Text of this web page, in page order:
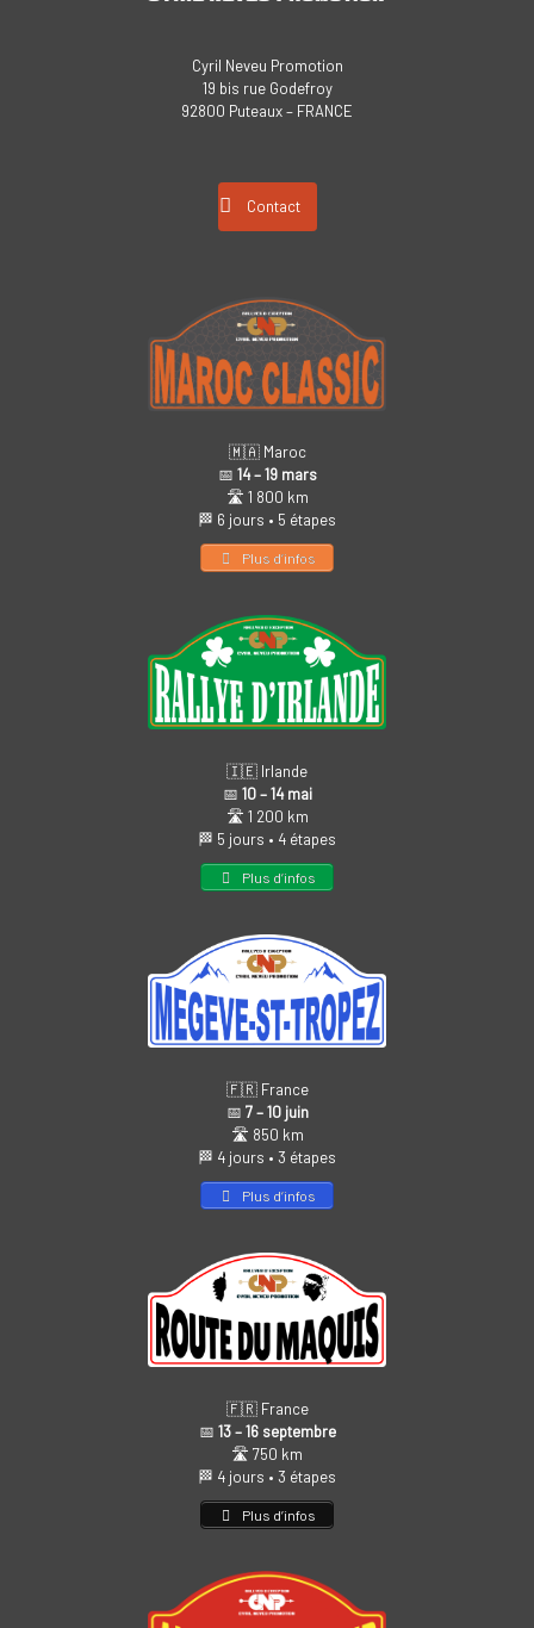
Cyril Neveu Promotion
19 bis rue Godefroy
92800 Puteaux – FRANCE
Contact
🇲🇦 Maroc
📅 14 – 19 mars
🛣️ 1 800 km
🏁 6 jours • 5 étapes
Plus d’infos
🇮🇪 Irlande
📅 10 – 14 mai
🛣️ 1 200 km
🏁 5 jours • 4 étapes
Plus d’infos
🇫🇷 France
📅 7 – 10 juin
🛣️ 850 km
🏁 4 jours • 3 étapes
Plus d’infos
🇫🇷 France
📅 13 – 16 septembre
🛣️ 750 km
🏁 4 jours • 3 étapes
Plus d’infos